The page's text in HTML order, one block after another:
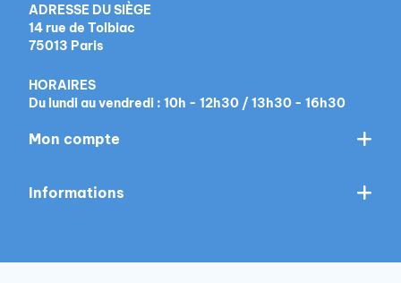
ADRESSE DU SIÈGE
14 rue de Tolbiac
75013 Paris
HORAIRES
Du lundi au vendredi : 10h - 12h30 / 13h30 - 16h30
Mon compte
Informations